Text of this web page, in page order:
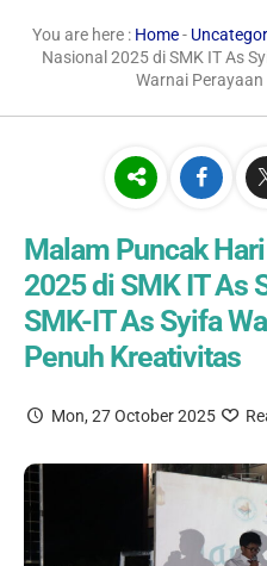
You are here : Home-
Nasional 2025 di SMK IT As
Warnai
Malam Puncak
2025 di SMK IT As
SMK-IT As Syifa
Penuh Kreativitas
Mon, 27 October 2025